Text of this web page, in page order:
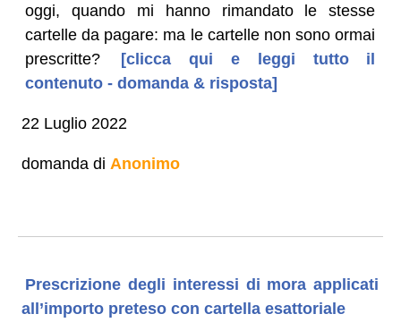
oggi, quando mi hanno rimandato le stesse
cartelle da pagare: ma le cartelle non sono ormai
prescritte?
[clicca qui e leggi tutto il
contenuto - domanda & risposta]
22 Luglio 2022
domanda di Anonimo
Prescrizione degli interessi di mora applicati
all’importo preteso con cartella esattoriale